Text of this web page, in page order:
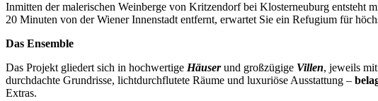
Inmitten der malerischen Weinberge von Kritzendorf bei Klosterneuburg entsteht
20 Minuten von der Wiener Innenstadt entfernt, erwartet Sie ein Refugium für
Das Ensemble
Das Projekt gliedert sich in hochwertige Häuser und großzügige Villen, jeweils
durchdachte Grundrisse, lichtdurchflutete Räume und luxuriöse Ausstattung –
Extras.